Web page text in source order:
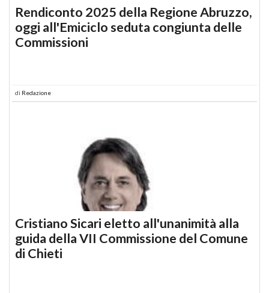
Rendiconto 2025 della Regione Abruzzo,
oggi all'Emiciclo seduta congiunta delle
Commissioni
di Redazione
Cristiano Sicari eletto all'unanimità alla
guida della VII Commissione del Comune
di Chieti